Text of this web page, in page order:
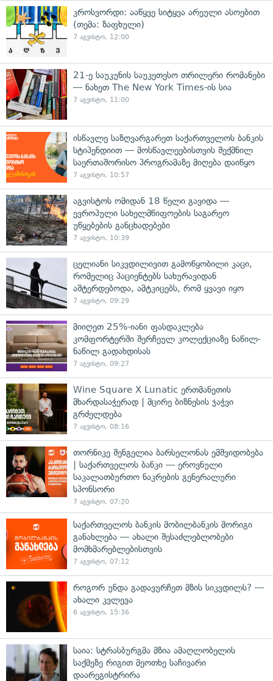
კროსვორდი: ააწყვე სიტყვა არეული ასოებით
(თემა: ზაფხული)
7 აგვისტო, 12:00
21-ე საუკუნის საუკეთესო თრილერი რომანები
— ნახეთ The New York Times-ის სია
7 აგვისტო, 11:00
ისწავლე საზღვარგარეთ საქართველოს ბანკის
სტიპენდიით — მოსწავლეებისთვის შექმნილ
საერთაშორისო პროგრამაზე მიღება დაიწყო
7 აგვისტო, 10:57
აგვისტოს ომიდან 18 წელი გავიდა —
ევროპული სახელმწიფოების საგარეო
უწყებების განცხადებები
7 აგვისტო, 10:39
ცელიანი სიკვდილივით გამოწყობილი კაცი,
რომელიც პაციენტებს სახურავიდან
აშტერდებოდა, ამტკიცებს, რომ ყვავი იყო
7 აგვისტო, 09:29
მიიღეთ 25%-იანი ფასდაკლება
კომფორტერში შერჩეულ კოლექციაზე ნაწილ-
ნაწილ გადახდისას
7 აგვისტო, 09:27
Wine Square X Lunatic ერთმანეთის
მხარდასაჭერად | მცირე ბიზნესის ჯაჭვი
გრძელდება
7 აგვისტო, 08:16
თორნიკე შენგელია ბარსელონას ემშვიდობება
| საქართველოს ბანკი — ეროვნული
საკალათბურთო ნაკრების გენერალური
სპონსორი
7 აგვისტო, 07:20
საქართველოს ბანკის მობილბანკის მორიგი
განახლება — ახალი შესაძლებლობები
მომხმარებლებისთვის
7 აგვისტო, 07:12
როგორ უნდა გადავურჩეთ მზის სიკვდილს? —
ახალი კვლევა
6 აგვისტო, 15:36
საია: სტრასბურგმა მზია ამაღლობელის
საქმეზე რიგით მეოთხე საჩივარი
დაარეგისტრირა